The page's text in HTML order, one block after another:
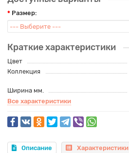
Размер:
Краткие характеристики
Цвет
Коллекция
Ширина мм.
Все характеристики
Описание Характеристики